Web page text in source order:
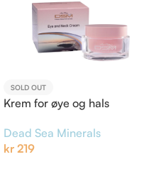
SOLD OUT
Krem for øye og hals
Dead Sea Minerals
kr 219